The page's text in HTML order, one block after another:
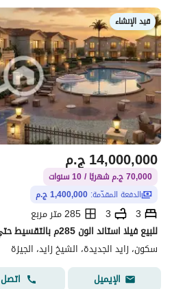
قيد الإنشاء
ج.م14,000,000
70,000 ج.م شهريًا / 10 سنوات
الدفعة المقدّمة: 1,400,000 ج.م
3
3
285 متر مربع
سكون، زايد الجديدة، الشيخ زايد، الجيزة
الإيميل
اتصل